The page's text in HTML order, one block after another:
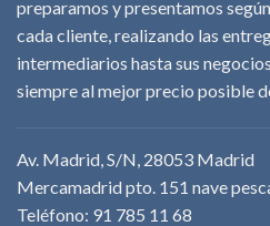
preparamos y presentamos
cada cliente, realizando las
intermediarios hasta sus
siempre al mejor precio posible
Av. Madrid, S/N, 28053 Madrid
Mercamadrid pto. 151 nave
Teléfono: 91 785 11 68